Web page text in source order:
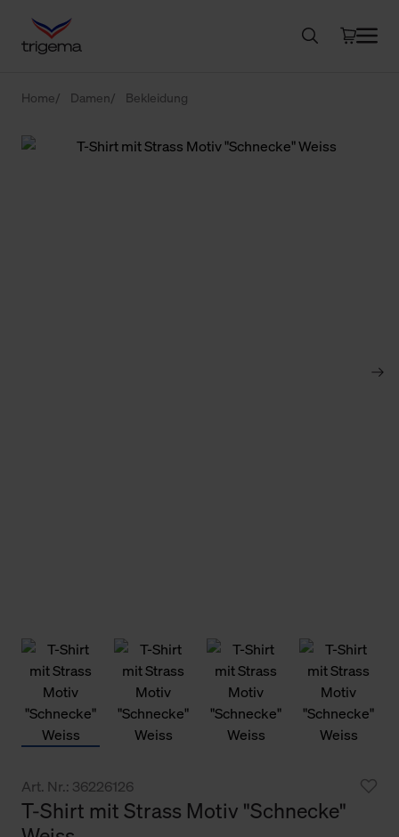
Home Damen Bekleidung
Art. Nr.: 36226126
T-Shirt mit Strass Motiv "Schnecke"